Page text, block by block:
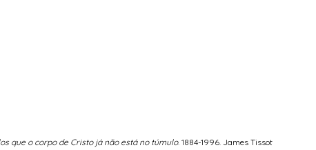
que o corpo de Cristo já não está no túmulo. 1884-1996. James Tissot